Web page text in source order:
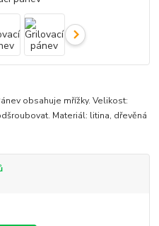
obsahuje mřížky. Velikost:
Materiál: litina, dřevěná